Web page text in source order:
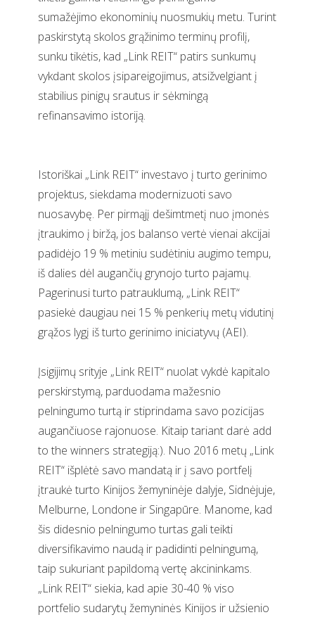
sumažėjimo ekonominių nuosmukių metu. Turint
paskirstytą skolos grąžinimo terminų profilį,
sunku tikėtis, kad „Link REIT“ patirs sunkumų
vykdant skolos įsipareigojimus, atsižvelgiant į
stabilius pinigų srautus ir sėkmingą
refinansavimo istoriją.
Istoriškai „Link REIT“ investavo į turto gerinimo
projektus, siekdama modernizuoti savo
nuosavybę. Per pirmąjį dešimtmetį nuo įmonės
įtraukimo į biržą, jos balanso vertė vienai akcijai
padidėjo 19 % metiniu sudėtiniu augimo tempu,
iš dalies dėl augančių grynojo turto pajamų.
Pagerinusi turto patrauklumą, „Link REIT“
pasiekė daugiau nei 15 % penkerių metų vidutinį
grąžos lygį iš turto gerinimo iniciatyvų (AEI).
Įsigijimų srityje „Link REIT“ nuolat vykdė kapitalo
perskirstymą, parduodama mažesnio
pelningumo turtą ir stiprindama savo pozicijas
augančiuose rajonuose. Kitaip tariant darė add
to the winners strategiją:). Nuo 2016 metų „Link
REIT“ išplėtė savo mandatą ir į savo portfelį
įtraukė turto Kinijos žemyninėje dalyje, Sidnėjuje,
Melburne, Londone ir Singapūre. Manome, kad
šis didesnio pelningumo turtas gali teikti
diversifikavimo naudą ir padidinti pelningumą,
taip sukuriant papildomą vertę akcininkams.
„Link REIT“ siekia, kad apie 30-40 % viso
portfelio sudarytų žemyninės Kinijos ir užsienio